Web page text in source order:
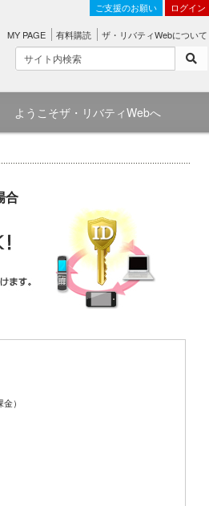
ご支援のお願い ログイン
MY PAGE 有料購読 ザ・リバティWebについて
ようこそザ・リバティWebへ
合
）